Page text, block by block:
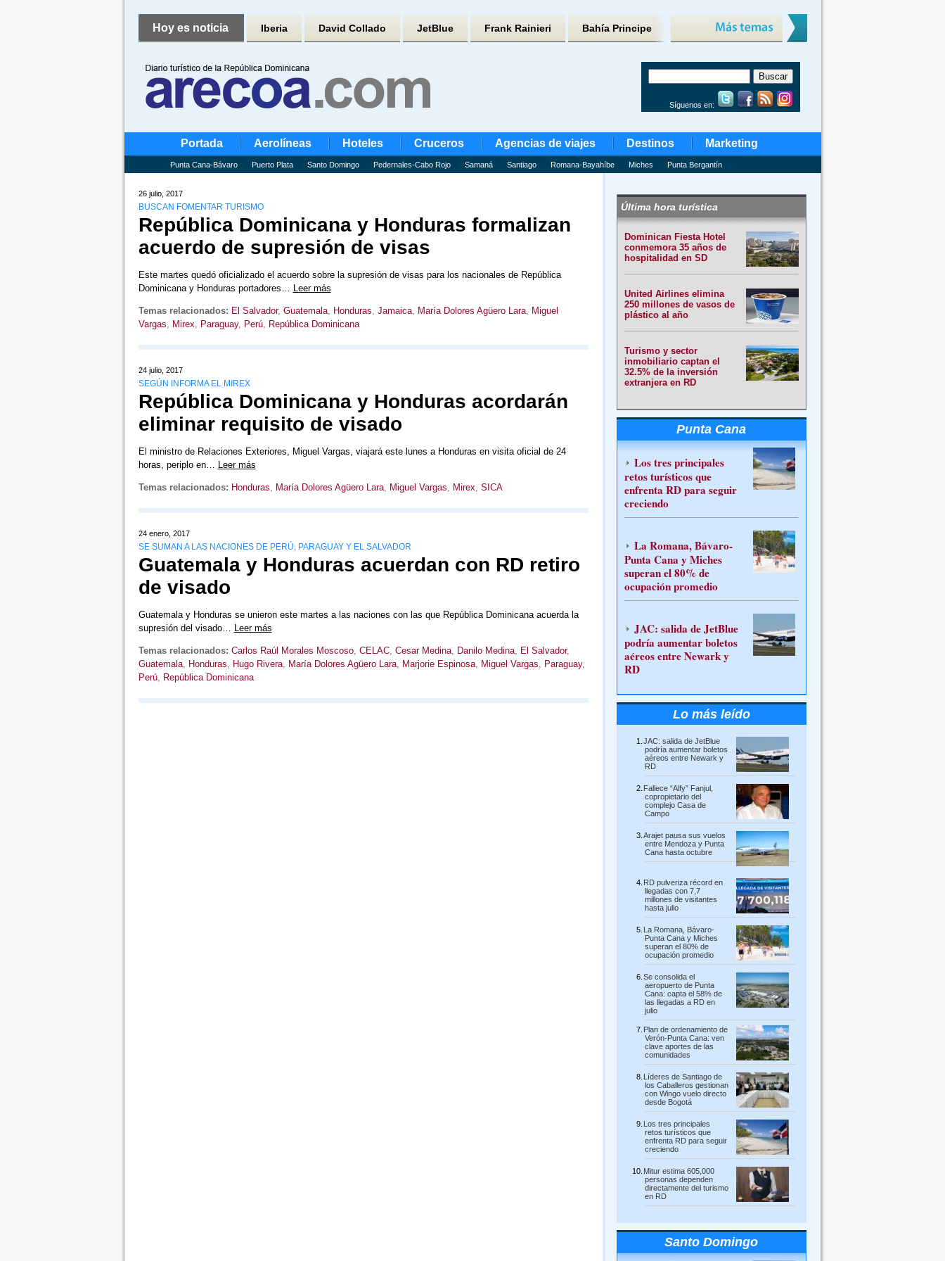
Hoy es noticia Iberia David Collado JetBlue Frank Rainieri Bahía Principe
Síguenos en:
Portada Aerolíneas Hoteles Cruceros Agencias de viajes Destinos Marketing
Punta Cana-Bávaro Puerto Plata Santo Domingo Pedernales-Cabo Rojo Samaná Santiago Romana-Bayahíbe Miches Punta Bergantín
26 julio, 2017
BUSCAN FOMENTAR TURISMO
República Dominicana y Honduras formalizan
acuerdo de supresión de visas
Este martes quedó oficializado el acuerdo sobre la supresión de visas para los nacionales de República
Dominicana y Honduras portadores… Leer más
Temas relacionados: El Salvador, Guatemala, Honduras, Jamaica, María Dolores Agüero Lara, Miguel
Vargas, Mirex, Paraguay, Perú, República Dominicana
24 julio, 2017
SEGÚN INFORMA EL MIREX
República Dominicana y Honduras acordarán
eliminar requisito de visado
El ministro de Relaciones Exteriores, Miguel Vargas, viajará este lunes a Honduras en visita oficial de 24
horas, periplo en… Leer más
Temas relacionados: Honduras, María Dolores Agüero Lara, Miguel Vargas, Mirex, SICA
24 enero, 2017
SE SUMAN A LAS NACIONES DE PERÚ, PARAGUAY Y EL SALVADOR
Guatemala y Honduras acuerdan con RD retiro
de visado
Guatemala y Honduras se unieron este martes a las naciones con las que República Dominicana acuerda la
supresión del visado… Leer más
Temas relacionados: Carlos Raúl Morales Moscoso, CELAC, Cesar Medina, Danilo Medina, El Salvador,
Guatemala, Honduras, Hugo Rivera, María Dolores Agüero Lara, Marjorie Espinosa, Miguel Vargas, Paraguay,
Perú, República Dominicana
Última hora turística
Dominican Fiesta Hotel
conmemora 35 años de
hospitalidad en SD
United Airlines elimina
250 millones de vasos de
plástico al año
Turismo y sector
inmobiliario captan el
32.5% de la inversión
extranjera en RD
Punta Cana
Los tres principales
retos turísticos que
enfrenta RD para seguir
creciendo
La Romana, Bávaro-
Punta Cana y Miches
superan el 80% de
ocupación promedio
JAC: salida de JetBlue
podría aumentar boletos
aéreos entre Newark y
RD
Lo más leído
JAC: salida de JetBlue
podría aumentar boletos
aéreos entre Newark y
RD
Fallece “Alfy” Fanjul,
copropietario del
complejo Casa de
Campo
Arajet pausa sus vuelos
entre Mendoza y Punta
Cana hasta octubre
RD pulveriza récord en
llegadas con 7,7
millones de visitantes
hasta julio
La Romana, Bávaro-
Punta Cana y Miches
superan el 80% de
ocupación promedio
Se consolida el
aeropuerto de Punta
Cana: capta el 58% de
las llegadas a RD en
julio
Plan de ordenamiento de
Verón-Punta Cana: ven
clave aportes de las
comunidades
Líderes de Santiago de
los Caballeros gestionan
con Wingo vuelo directo
desde Bogotá
Los tres principales
retos turísticos que
enfrenta RD para seguir
creciendo
Mitur estima 605,000
personas dependen
directamente del turismo
en RD
Santo Domingo